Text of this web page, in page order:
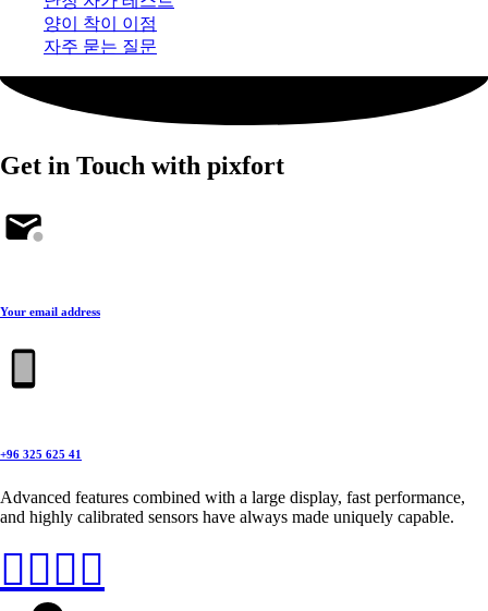
양이 착이 이점
자주 묻는 질문
Get in Touch with pixfort
Your email address
+96 325 625 41
Advanced features combined with a large display, fast performance,
and highly calibrated sensors have always made uniquely capable.